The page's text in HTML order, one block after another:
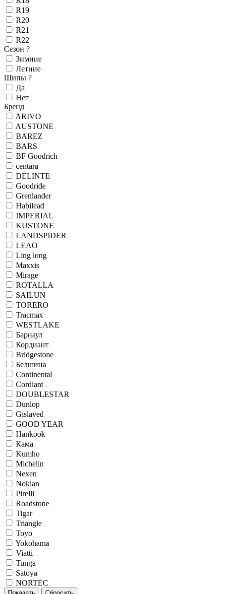
R19
R20
R21
R22
Сезон ?
Зимние
Летние
Шипы ?
Да
Нет
Бренд
ARIVO
AUSTONE
BAREZ
BARS
BF Goodrich
centara
DELINTE
Goodride
Grenlander
Habilead
IMPERIAL
KUSTONE
LANDSPIDER
LEAO
Ling long
Maxxis
Mirage
ROTALLA
SAILUN
TORERO
Tracmax
WESTLAKE
Барнаул
Кордиант
Bridgestone
Белшина
Continental
Cordiant
DOUBLESTAR
Dunlop
Gislaved
GOOD YEAR
Hankook
Кама
Kumho
Michelin
Nexen
Nokian
Pirelli
Roadstone
Tigar
Triangle
Toyo
Yokohama
Viatti
Tunga
Satoya
NORTEC